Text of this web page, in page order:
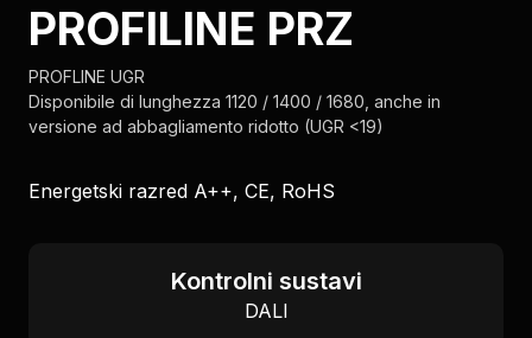
PROFILINE PRZ
PROFLINE UGR
Disponibile di lunghezza 1120 / 1400 / 1680, anche in
versione ad abbagliamento ridotto (UGR <19)
Energetski razred A++, CE, RoHS
Kontrolni sustavi
DALI